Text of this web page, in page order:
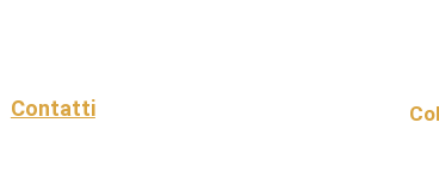
Contatti